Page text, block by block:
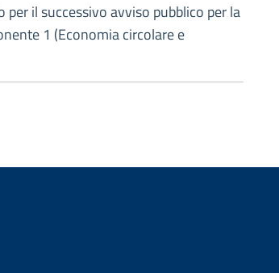
il successivo avviso pubblico per la
1 (Economia circolare e